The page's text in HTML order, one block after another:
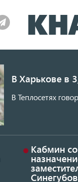
В Харькове в
В Теплосетях
Кабмин